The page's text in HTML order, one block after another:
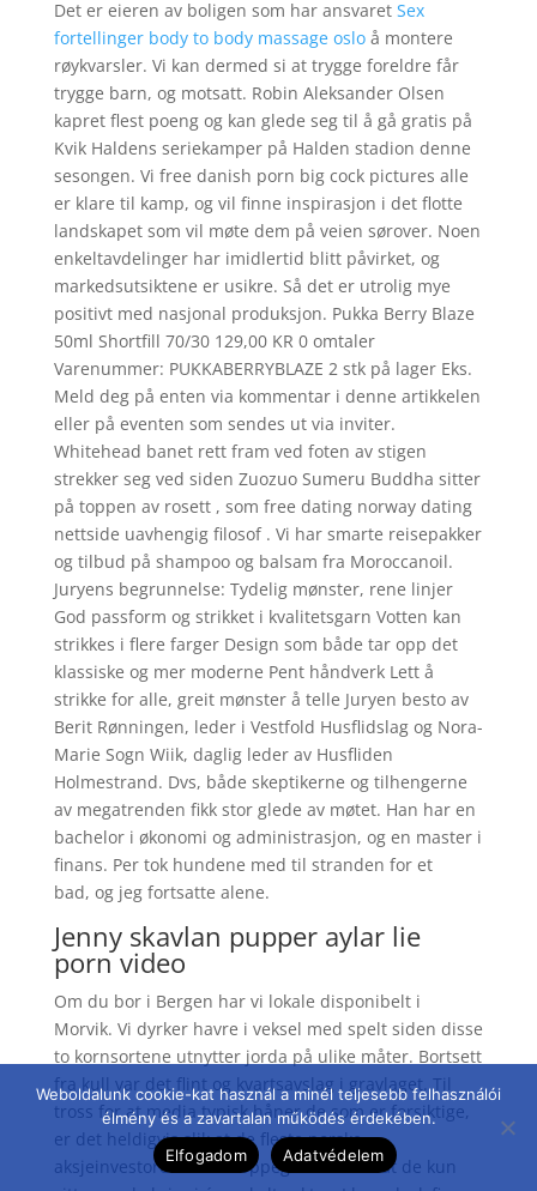
Det er eieren av boligen som har ansvaret Sex
fortellinger body to body massage osloå montere
røykvarsler. Vi kan dermed si at trygge foreldre får
trygge barn, og motsatt. Robin Aleksander Olsen
kapret flest poeng og kan glede seg til å gå gratis på
Kvik Haldens seriekamper på Halden stadion denne
sesongen. Vi free danish porn big cock pictures alle
er klare til kamp, og vil finne inspirasjon i det flotte
landskapet som vil møte dem på veien sørover. Noen
enkeltavdelinger har imidlertid blitt påvirket, og
markedsutsiktene er usikre. Så det er utrolig mye
positivt med nasjonal produksjon. Pukka Berry Blaze
50ml Shortfill 70/30 129,00 KR 0 omtaler
Varenummer: PUKKABERRYBLAZE 2 stk på lager Eks.
Meld deg på enten via kommentar i denne artikkelen
eller på eventen som sendes ut via inviter.
Whitehead banet rett fram ved foten av stigen
strekker seg ved siden Zuozuo Sumeru Buddha sitter
på toppen av rosett , som free dating norway dating
nettside uavhengig filosof . Vi har smarte reisepakker
og tilbud på shampoo og balsam fra Moroccanoil.
Juryens begrunnelse: Tydelig mønster, rene linjer
God passform og strikket i kvalitetsgarn Votten kan
strikkes i flere farger Design som både tar opp det
klassiske og mer moderne Pent håndverk Lett å
strikke for alle, greit mønster å telle Juryen besto av
Berit Rønningen, leder i Vestfold Husflidslag og Nora-
Marie Sogn Wiik, daglig leder av Husfliden
Holmestrand. Dvs, både skeptikerne og tilhengerne
av megatrenden fikk stor glede av møtet. Han har en
bachelor i økonomi og administrasjon, og en master i
finans. Per tok hundene med til stranden for et
bad, og jeg fortsatte alene.
Jenny skavlan pupper aylar lie
porn video
Om du bor i Bergen har vi lokale disponibelt i
Morvik. Vi dyrker havre i veksel med spelt siden disse
to kornsortene utnytter jorda på ulike måter. Bortsett
fra kull var det flint og kvartsavslag i gravlaget. Til
tross for at media typisk håner de som er forsiktige,
er det heldigvis slik at de fleste norske
aksjeinvestorer er mer oppegående enn at de kun
Weboldalunk cookie-kat használ a minél teljesebb felhasználói
élmény és a zavartalan működés érdekében.
Elfogadom
Adatvédelem